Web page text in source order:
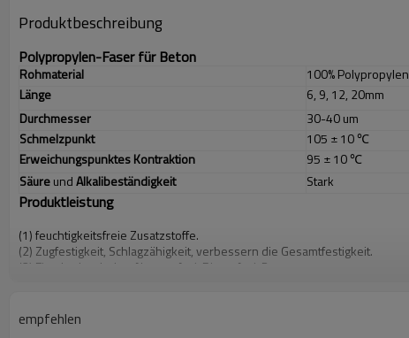
Produktbeschreibung
Polypropylen-Faser für Beton
Rohmaterial 100% Polypropylen
Länge
6, 9, 12, 20mm
Durchmesser
30-40 um
Schmelzpunkt
105 ± 10 ℃
ErweichungspunktesKontraktion 95 ± 10 ℃
SäureundAlkalibeständigkeit Stark
Produktleistung
(1) feuchtigkeitsfreie Zusatzstoffe.
(2) Zugfestigkeit, Schlagzähigkeit, verbessern die Gesamtfestigkeit.
(3) Eine hydrophobe, Abgas-, Anti-Riss-, Anti-Burst.
Produktdetail
empfehlen